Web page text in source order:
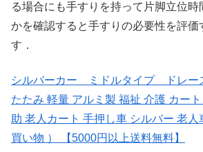
る場合にも手すりを持って片脚立位時
かを確認すると手すりの必要性を評価
す．
シルバーカー ミドルタイプ ドレー
たたみ 軽量 アルミ製 福祉 介護 カー
助 老人カート 手押し車 シルバー 老
買い物 ） 【5000円以上送料無料】